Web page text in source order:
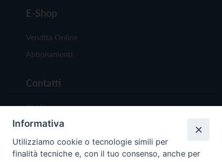
E-Shop
Vendita Online
Abbonamenti
Contatti
Chi Siamo
Redazione
Scrivici
Informativa
Utilizziamo cookie o tecnologie simili per
finalità tecniche e, con il tuo consenso, anche per